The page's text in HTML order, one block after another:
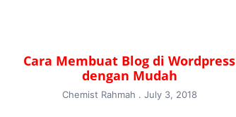
Cara Membuat Blog di Wordpress
dengan Mudah
Chemist Rahmah July 3, 2018